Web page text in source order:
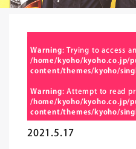
Warning: Trying to access
/home/kyoho/kyoho.co.jp/
content/themes/kyoho/
Warning: Attempt to read
/home/kyoho/kyoho.co.jp/
content/themes/kyoho/
2021.5.17